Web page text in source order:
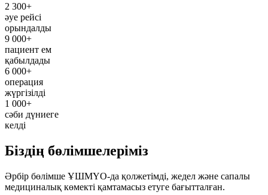
2 300+
әуе рейсі
орындалды
9 000+
пациент ем
қабылдады
6 000+
операция
жүргізілді
1 000+
сәби дүниеге
келді
Біздің бөлімшелеріміз
Әрбір бөлімше ҰШМҮО-да қолжетімді, жедел және сапалы
медициналық көмекті қамтамасыз етуге бағытталған.